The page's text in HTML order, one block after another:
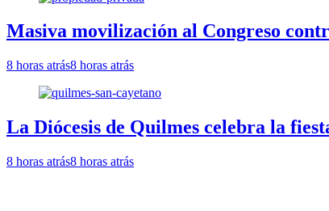
Masiva movilización al Congreso
8 horas atrás8 horas atrás
La Diócesis de Quilmes celebra la
8 horas atrás8 horas atrás